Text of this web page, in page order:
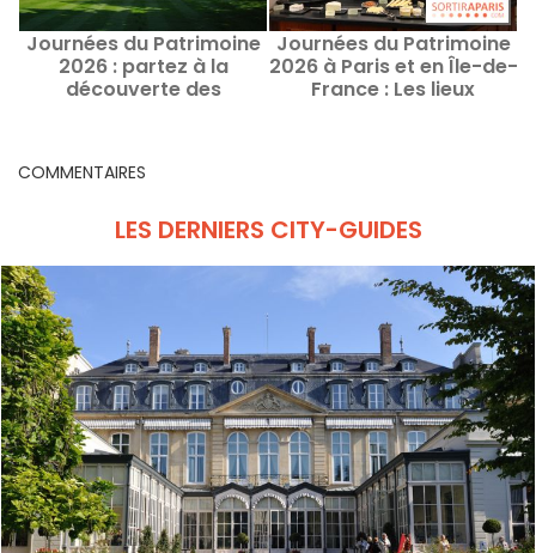
Journées du Patrimoine
2026 : partez à la
découverte des
Journées du Patrimoine
2026 à Paris et en Île-de-
France : Les lieux
COMMENTAIRES
LES DERNIERS CITY-GUIDES